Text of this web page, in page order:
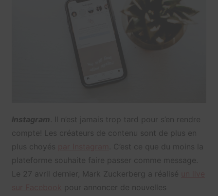
Instagram . Il n’est jamais trop tard pour s’en rendre
compte! Les créateurs de contenu sont de plus en
plus choyés
. C’est ce que du moins la
plateforme souhaite faire passer comme message.
Le 27 avril dernier, Mark Zuckerberg a réalisé
pour annoncer de nouvelles